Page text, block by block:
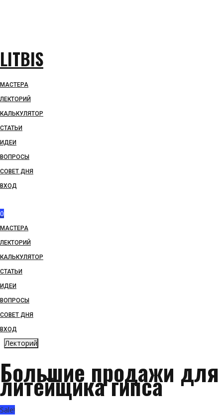
LITBIS
МАСТЕРА
ЛЕКТОРИЙ
КАЛЬКУЛЯТОР
СТАТЬИ
ИДЕИ
ВОПРОСЫ
СОВЕТ ДНЯ
ВХОД
0
МАСТЕРА
ЛЕКТОРИЙ
КАЛЬКУЛЯТОР
СТАТЬИ
ИДЕИ
ВОПРОСЫ
СОВЕТ ДНЯ
ВХОД
Лекторий
Большие продажи для
литейщика гипса
Sale!